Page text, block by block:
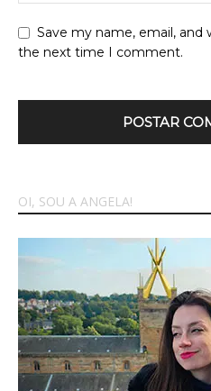
Save my name, email, and
the next time I comment.
OI, SOU A ANGELA!